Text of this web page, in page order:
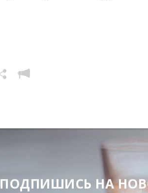
ПОДПИШИСЬ НА